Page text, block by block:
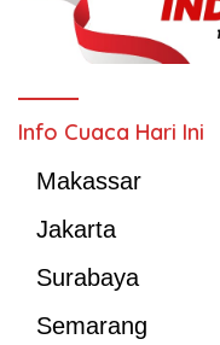
Info Cuaca Hari Ini
Makassar
Jakarta
Surabaya
Semarang